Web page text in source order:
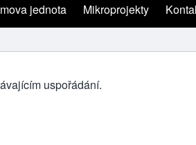
jednota Mikroprojekty
uspořádání.